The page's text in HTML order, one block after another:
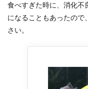
食べすぎた時に、消化不
になることもあったので
さい。